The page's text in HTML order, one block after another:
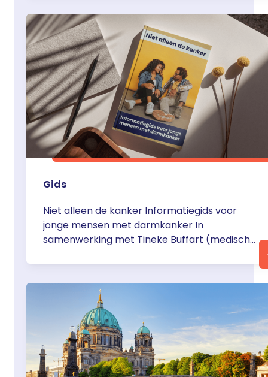
voor de vliegtickets, transfers, inschrijving
congres, hotelovernachtingen en
dinerarrangementen, uiteraard in
overeenstemming met de geldende CGR-
richtlijnen. Voor het … <a
href="https://servier.nl/aanmelden-esmo-
gi-munchen/">Continued</a>
Gids
Niet alleen de kanker Informatiegids voor
jonge mensen met darmkanker In
samenwerking met Tineke Buffart (medisch
(verpleegkundig specialist), uit het
Amsterdam UMC, hebben we een
informatiegids gemaakt speciaal voor jonge
mensen met darmkanker. Deze gids – mét
chatbot functie – biedt jonge patiënten én
hun naasten praktische tips en betrouwbare
… <a
href="https://servier.nl/gids/">Continued</a>